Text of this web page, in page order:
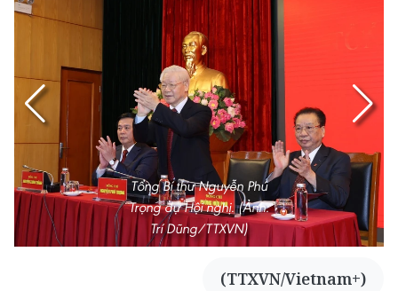
Tổng Bí thư Nguyễn Phú
Trọng dự Hội nghị. (Ảnh:
Trí Dũng/TTXVN)
(TTXVN/Vietnam+)